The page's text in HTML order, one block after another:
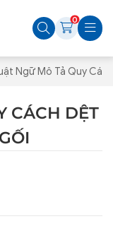
0
Ngữ Mô Tả Quy
CÁCH DỆT